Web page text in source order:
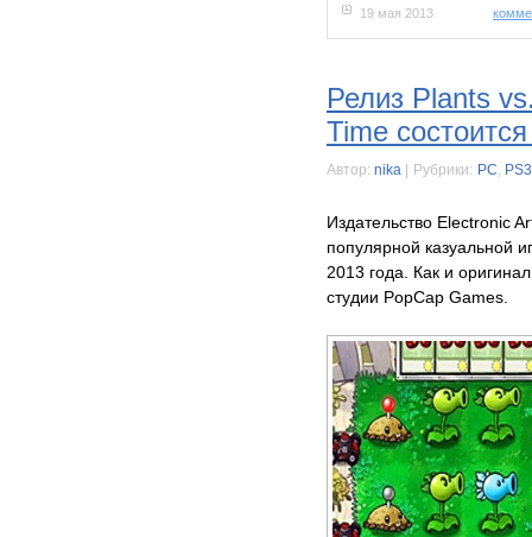
19 мая 2013
Релиз Plants
Time
Автор: nika Рубрики: PC, PS3
Издательство Electronic
популярной казуальной
2013 года. Как и
студии PopCap Games.